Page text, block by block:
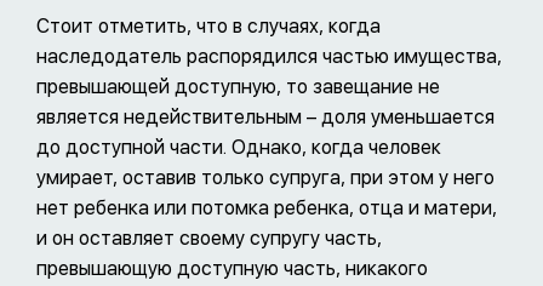
Стоит отметить, что в случаях, когда
наследодатель распорядился частью имущества,
превышающей доступную, то завещание не
является недействительным – доля уменьшается
до доступной части. Однако, когда человек
умирает, оставив только супруга, при этом у него
нет ребенка или потомка ребенка, отца и матери,
и он оставляет своему супругу часть,
превышающую доступную часть, никакого